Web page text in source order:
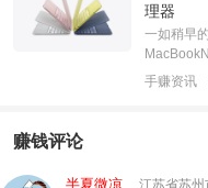
理器
一如稍早
手赚资讯
赚钱评论
半夏微凉 江苏省苏州